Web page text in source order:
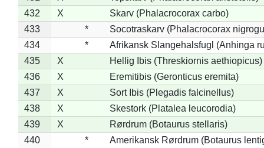
432
X
Skarv (Phalacrocorax carbo)
433
*
Socotraskarv (Phalacrocorax
434
*
Afrikansk Slangehalsfugl (Anhinga
435
X
Hellig Ibis (Threskiornis aethiopicus)
436
X
Eremitibis (Geronticus eremita)
437
X
Sort Ibis (Plegadis falcinellus)
438
X
Skestork (Platalea leucorodia)
439
X
Rørdrum (Botaurus stellaris)
440
*
Amerikansk Rørdrum (Botaurus